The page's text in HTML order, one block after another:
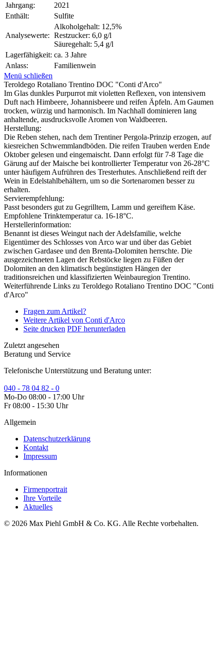
Jahrgang:
2021
Enthält:
Sulfite
Analysewerte:
Alkoholgehalt: 12,5%
Restzucker: 6,0 g/l
Säuregehalt: 5,4 g/l
Lagerfähigkeit: ca. 3 Jahre
Anlass:
Familienwein
Menü schließen
Teroldego Rotaliano Trentino DOC "Conti d'Arco"
Im Glas dunkles Purpurrot mit violetten Reflexen, von intensivem
Duft nach Himbeere, Johannisbeere und reifen Äpfeln. Am Gaumen
trocken, würzig und harmonisch. Im Nachhall dominieren lang
anhaltende, ausdrucksvolle Aromen von Waldbeeren.
Herstellung:
Die Reben stehen, nach dem Trentiner Pergola-Prinzip erzogen, auf
kiesreichen Schwemmlandböden. Die reifen Trauben werden Ende
Oktober gelesen und eingemaischt. Dann erfolgt für 7-8 Tage die
Gärung auf der Maische bei kontrollierter Temperatur von 26-28°C
unter häufigem Aufrühren des Tresterhutes. Anschließend reift der
Wein in Edelstahlbehältern, um so die Sortenaromen besser zu
erhalten.
Servierempfehlung:
Passt besonders gut zu Gegrilltem, Lamm und gereiftem Käse.
Empfohlene Trinktemperatur ca. 16-18°C.
Herstellerinformation:
Benannt ist dieses Weingut nach der Adelsfamilie, welche
Eigentümer des Schlosses von Arco war und über das Gebiet
zwischen Gardasee und den Brenta-Dolomiten herrschte. Die
ausgezeichneten Lagen der Rebstöcke liegen zu Füßen der
Dolomiten an den klimatisch begünstigten Hängen der
traditionsreichen und klassifizierten Weinbauregion Trentino.
Weiterführende Links zu Teroldego Rotaliano Trentino DOC "Conti
d'Arco"
Fragen zum Artikel?
Weitere Artikel von Conti d'Arco
Seite drucken PDF herunterladen
Zuletzt angesehen
Beratung und Service
Telefonische Unterstützung und Beratung unter:
040 - 78 04 82 - 0
Mo-Do 08:00 - 17:00 Uhr
Fr 08:00 - 15:30 Uhr
Allgemein
Datenschutzerklärung
Kontakt
Impressum
Informationen
Firmenportrait
Ihre Vorteile
Aktuelles
© 2026 Max Piehl GmbH & Co. KG. Alle Rechte vorbehalten.